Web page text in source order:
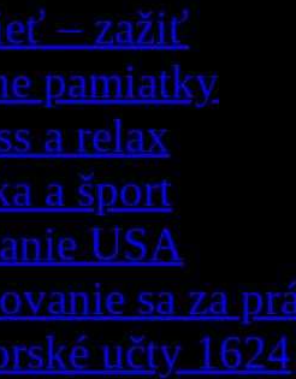
– zažiť
pamiatky
a relax
a šport
USA
sa za
učty 1624